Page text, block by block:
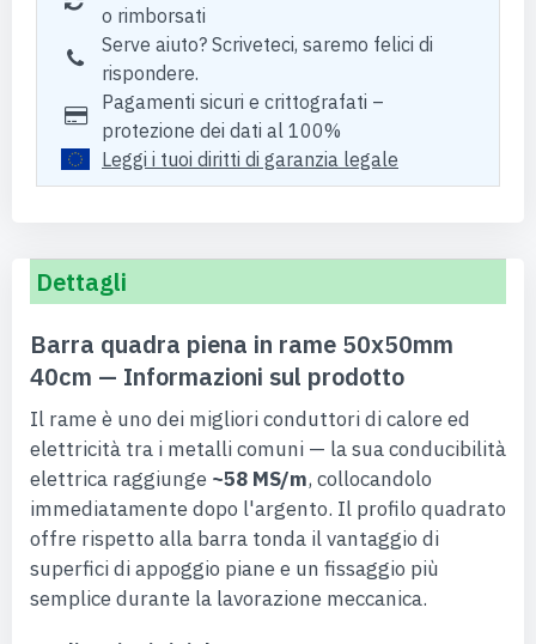
o rimborsati
Serve aiuto? Scriveteci, saremo felici di
rispondere.
Pagamenti sicuri e crittografati –
protezione dei dati al 100%
Leggi i tuoi diritti di garanzia legale
Dettagli
Barra quadra piena in rame 50x50mm
40cm — Informazioni sul prodotto
Il rame è uno dei migliori conduttori di calore ed
elettricità tra i metalli comuni — la sua conducibilità
elettrica raggiunge ~58 MS/m, collocandolo
immediatamente dopo l'argento. Il profilo quadrato
offre rispetto alla barra tonda il vantaggio di
superfici di appoggio piane e un fissaggio più
semplice durante la lavorazione meccanica.